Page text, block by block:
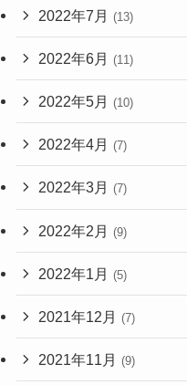
2022年7月 (13)
2022年6月 (11)
2022年5月 (10)
2022年4月 (7)
2022年3月 (7)
2022年2月 (9)
2022年1月 (5)
2021年12月 (7)
2021年11月 (9)